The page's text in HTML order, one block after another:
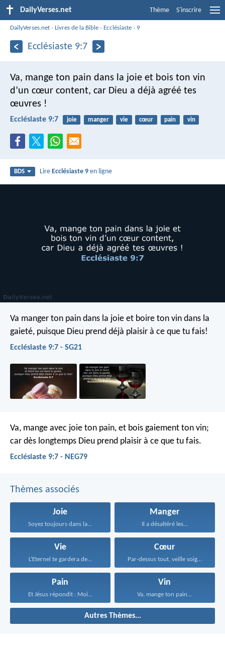
DailyVerses.net Thème S'inscrire
DailyVerses.net ›Livres de la Bible › Ecclésiaste › 9
Ecclésiaste 9:7
Va, mange ton pain dans la joie et bois ton vin
d’un cœur content, car Dieu a déjà agréé tes
œuvres !
Ecclésiaste 9:7 joie manger vie cœur pain vin
BDS LireEcclésiaste 9 en ligne
Va manger ton pain dans la joie et boire ton vin dans la
gaieté, puisque Dieu prend déjà plaisir à ce que tu fais!
Ecclésiaste 9:7 - SG21
Va, mange avec joie ton pain, et bois gaiement ton vin;
car dès longtemps Dieu prend plaisir à ce que tu fais.
Ecclésiaste 9:7 - NEG79
Thèmes associés
Joie
Soyez toujours dans la...
Manger
Il a désaltéré les...
Vie
L’Eternel te gardera de...
Cœur
Par-dessus tout, veille soigneusement...
Pain
Et Jésus répondit : Moi...
Vin
Va, mange ton pain...
Autres Thèmes...